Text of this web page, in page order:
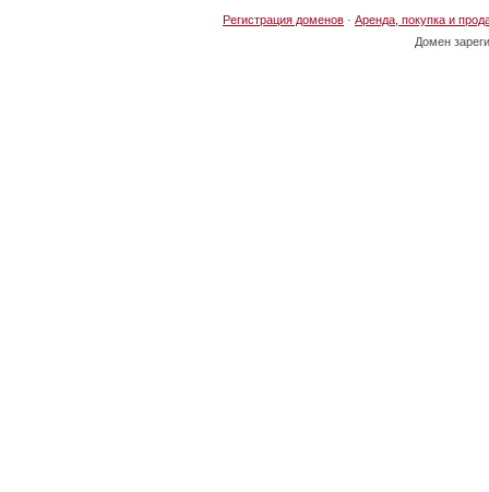
Регистрация доменов · Аренда, покупка и
Домен